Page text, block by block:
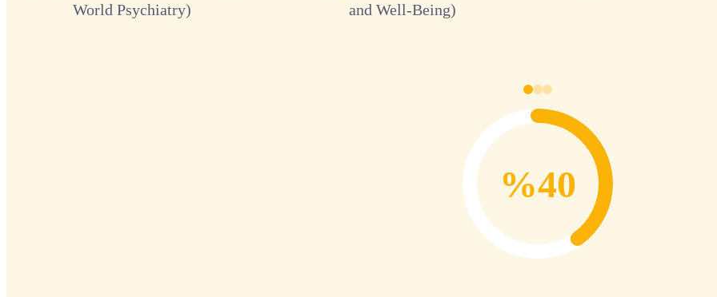
World Psychiatry)
and Well-Being)
%40